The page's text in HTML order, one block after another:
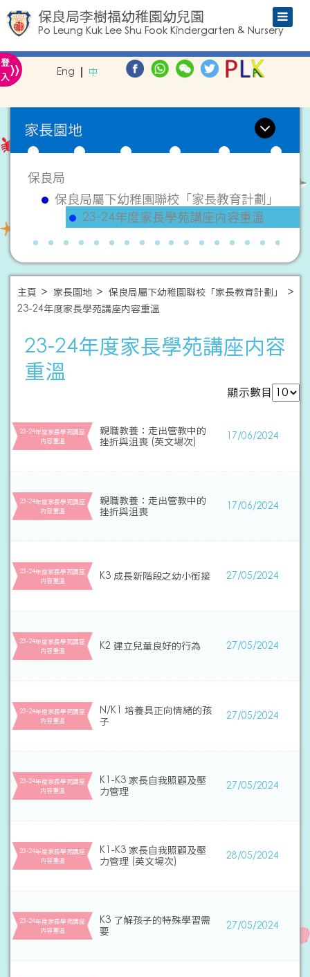
保良局李樹福幼稚園幼兒園
Po Leung Kuk Lee Shu Fook Kindergarten & Nursery
登
入» Eng 中
家長園地
保良局
保良局屬下幼稚園聯校「家長教育計劃」
23-24年度家長學苑講座内容重溫
主頁 家長園地
保良局屬下幼稚園聯校「家長教育計劃」
23-24年度家長學苑講座内容重溫
23-24年度家長學苑講座内容
重溫
顯示數目
23-24年度家長學苑講座
内容重溫
親職教養：走出管教中的
挫折與沮喪 (英文場次)
17/06/2024
23-24年度家長學苑講座
内容重溫
親職教養：走出管教中的
挫折與沮喪
17/06/2024
23-24年度家長學苑講座
内容重溫
K3 成長新階段之幼小銜接 27/05/2024
23-24年度家長學苑講座
内容重溫
K2 建立兒童良好的行為 27/05/2024
23-24年度家長學苑講座
内容重溫
N/K1 培養具正向情緒的孩
子
27/05/2024
23-24年度家長學苑講座
内容重溫
K1-K3 家長自我照顧及壓
力管理
27/05/2024
23-24年度家長學苑講座
内容重溫
K1-K3 家長自我照顧及壓
力管理 (英文場次)
28/05/2024
23-24年度家長學苑講座
内容重溫
K3 了解孩子的特殊學習需
要
27/05/2024